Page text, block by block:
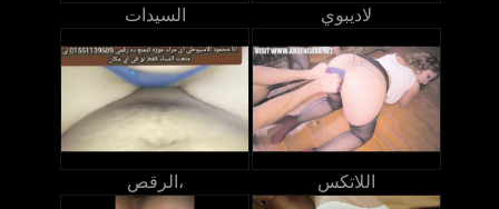
السيدات لاديبوي
الرقص، اللاتكس